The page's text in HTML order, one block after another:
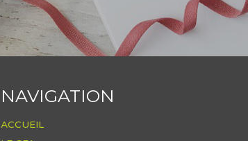
NAVIGATION
ACCUEIL